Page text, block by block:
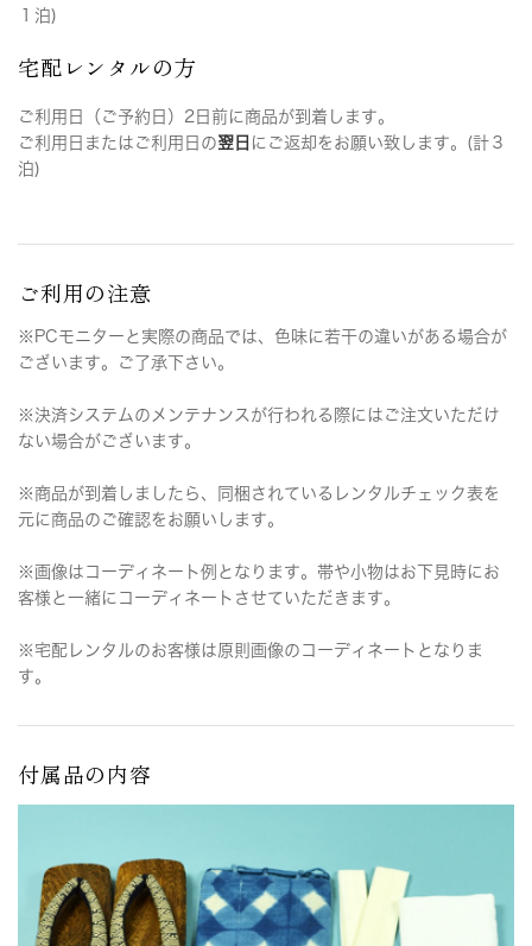
１泊)
宅配レンタルの方
ご利用日（ご予約日）2日前に商品が到着します。
ご利用日またはご利用日の翌日 にご返却をお願い致します。(計３
泊)
ご利用の注意
※PCモニターと実際の商品では、色味に若干の違いがある場合が
ございます。ご了承下さい。
※決済システムのメンテナンスが行われる際にはご注文いただけ
ない場合がございます。
※商品が到着しましたら、同梱されているレンタルチェック表を
元に商品のご確認をお願いします。
※画像はコーディネート例となります。帯や小物はお下見時にお
客様と一緒にコーディネートさせていただきます。
※宅配レンタルのお客様は原則画像のコーディネートとなりま
す。
付属品の内容